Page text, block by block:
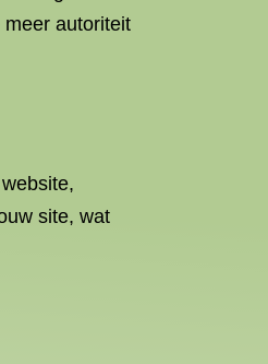
autoriteit
site, wat